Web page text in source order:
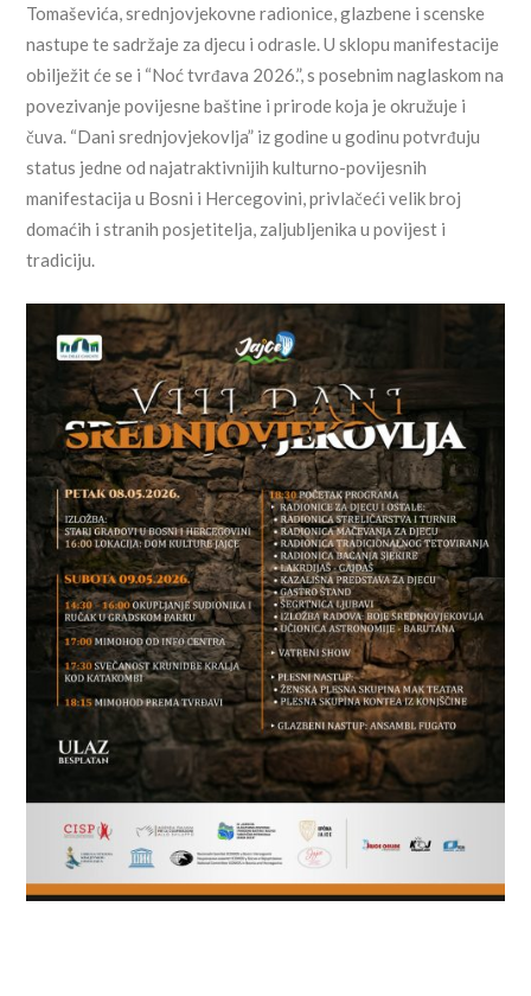
Tomaševića, srednjovjekovne radionice, glazbene i scenske
nastupe te sadržaje za djecu i odrasle. U sklopu manifestacije
obilježit će se i “Noć tvrđava 2026.”, s posebnim naglaskom na
povezivanje povijesne baštine i prirode koja je okružuje i
čuva. “Dani srednjovjekovlja” iz godine u godinu potvrđuju
status jedne od najatraktivnijih kulturno-povijesnih
manifestacija u Bosni i Hercegovini, privlačeći velik broj
domaćih i stranih posjetitelja, zaljubljenika u povijest i
tradiciju.